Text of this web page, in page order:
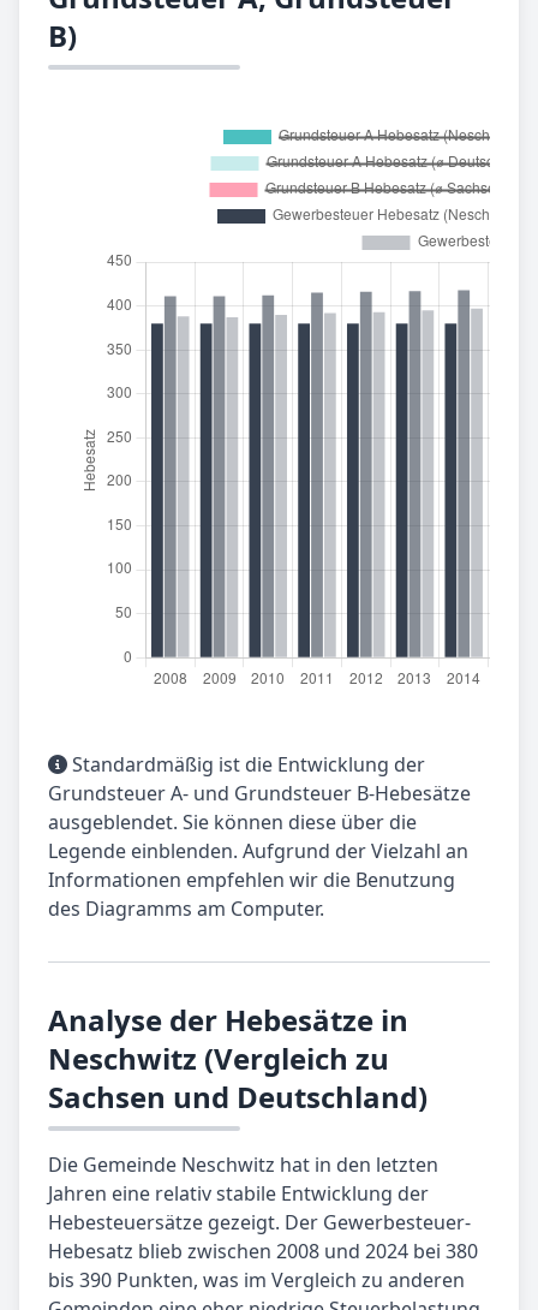
B)
Standardmäßig ist die Entwicklung der
Grundsteuer A- und Grundsteuer B-Hebesätze
ausgeblendet. Sie können diese über die
Legende einblenden. Aufgrund der Vielzahl an
Informationen empfehlen wir die Benutzung
des Diagramms am Computer.
Analyse der Hebesätze in
Neschwitz (Vergleich zu
Sachsen und Deutschland)
Die Gemeinde Neschwitz hat in den letzten
Jahren eine relativ stabile Entwicklung der
Hebesteuersätze gezeigt. Der Gewerbesteuer-
Hebesatz blieb zwischen 2008 und 2024 bei 380
bis 390 Punkten, was im Vergleich zu anderen